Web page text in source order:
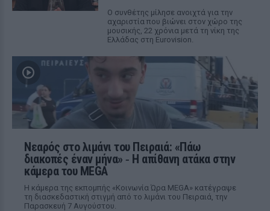
Ο συνθέτης μίλησε ανοιχτά για την
αχαριστία που βιώνει στον χώρο της
μουσικής, 22 χρόνια μετά τη νίκη της
Ελλάδας στη Eurovision.
Νεαρός στο λιμάνι του Πειραιά: «Πάω
διακοπές έναν μήνα» ‑ Η απίθανη ατάκα στην
κάμερα του MEGA
Η κάμερα της εκπομπής «Κοινωνία Ώρα MEGA» κατέγραψε
τη διασκεδαστική στιγμή από το λιμάνι του Πειραιά, την
Παρασκευή 7 Αυγούστου.